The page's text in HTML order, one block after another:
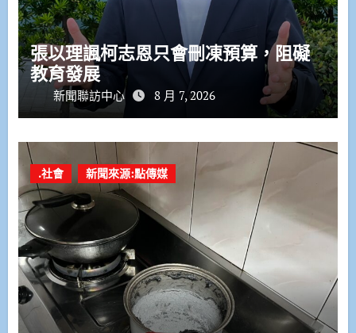
張以理諷柯志恩只會刪凍預算，阻礙
教育發展
新聞聯訪中心 8 月 7, 2026
.社會 新聞來源:點傳媒